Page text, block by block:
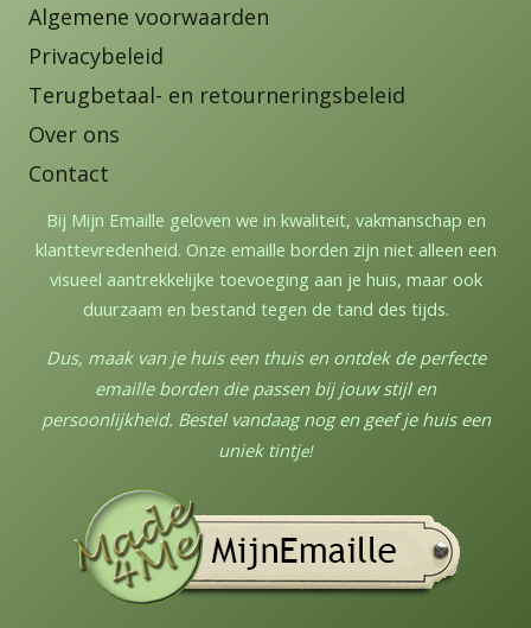
Algemene voorwaarden
Privacybeleid
Terugbetaal- en retourneringsbeleid
Over ons
Contact
Bij Mijn Emaille geloven we in kwaliteit, vakmanschap en
klanttevredenheid. Onze emaille borden zijn niet alleen een
visueel aantrekkelijke toevoeging aan je huis, maar ook
duurzaam en bestand tegen de tand des tijds.
Dus, maak van je huis een thuis en ontdek de perfecte
emaille borden die passen bij jouw stijl en
persoonlijkheid. Bestel vandaag nog en geef je huis een
uniek tintje!